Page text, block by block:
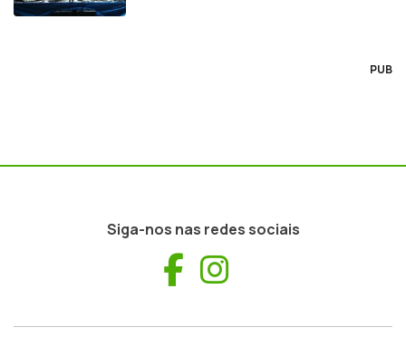
PUB
Siga-nos nas redes sociais
Facebook